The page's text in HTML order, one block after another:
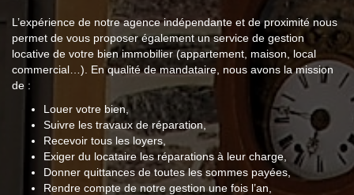
L’expérience de notre agence indépendante et de proximité nous
permet de vous proposer également un service de gestion
locative de votre bien immobilier (appartement, maison, local
commercial…). En qualité de mandataire, nous avons la mission
de :
Louer votre bien,
Suivre les travaux de réparation,
Recevoir tous les loyers,
Exiger du locataire les réparations à leur charge,
Donner quittances de toutes les sommes payées,
Rendre compte de notre gestion une fois l’an,